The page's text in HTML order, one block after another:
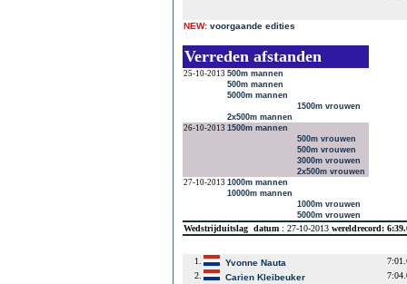
NEW: voorgaande edities
Verreden afstanden
25-10-2013 500m mannen
500m mannen
5000m mannen
1500m vrouwen
2x500m mannen
26-10-2013 1500m mannen
500m vrouwen
500m vrouwen
3000m vrouwen
2x500m vrouwen
27-10-2013 1000m mannen
10000m mannen
1000m vrouwen
5000m vrouwen
Wedstrijduitslag datum : 27-10-2013 wereldrecord:
1. Yvonne Nauta
2.
Carien Kleibeuker